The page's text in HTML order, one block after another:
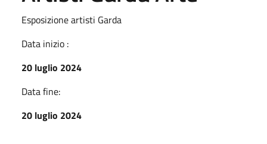
Esposizione artisti Garda
Data inizio :
20 luglio 2024
Data fine:
20 luglio 2024